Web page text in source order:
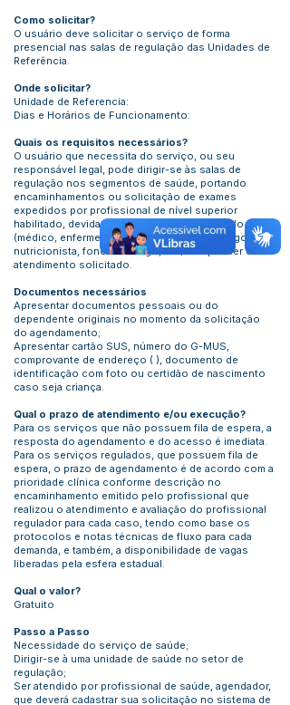
Como solicitar?
O usuário deve solicitar o serviço de forma
presencial nas salas de regulação das Unidades de
Referência.
Onde solicitar?
Unidade de Referencia:
Dias e Horários de Funcionamento:
Quais os requisitos necessários?
O usuário que necessita do serviço, ou seu
responsável legal, pode dirigir-se às salas de
regulação nos segmentos de saúde, portando
encaminhamentos ou solicitação de exames
expedidos por profissional de nível superior
habilitado, devidamente carimbado e assinado
(médico, enfermeiro, fisioterapeuta, psicólogo,
nutricionista, fonoaudiólogo, etc) a depender do
atendimento solicitado.
Documentos necessários
Apresentar documentos pessoais ou do
dependente originais no momento da solicitação
do agendamento;
Apresentar cartão SUS, número do G-MUS,
comprovante de endereço ( ), documento de
identificação com foto ou certidão de nascimento
caso seja criança.
Qual o prazo de atendimento e/ou execução?
Para os serviços que não possuem fila de espera, a
resposta do agendamento e do acesso é imediata.
Para os serviços regulados, que possuem fila de
espera, o prazo de agendamento é de acordo com a
prioridade clínica conforme descrição no
encaminhamento emitido pelo profissional que
realizou o atendimento e avaliação do profissional
regulador para cada caso, tendo como base os
protocolos e notas técnicas de fluxo para cada
demanda, e também, a disponibilidade de vagas
liberadas pela esfera estadual.
Qual o valor?
Gratuito
Passo a Passo
Necessidade do serviço de saúde;
Dirigir-se à uma unidade de saúde no setor de
regulação;
Ser atendido por profissional de saúde, agendador,
que deverá cadastrar sua solicitação no sistema de